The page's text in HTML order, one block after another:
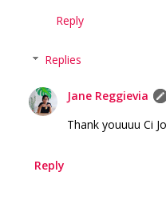
Reply
Replies
Jane Reggievia
Thank youuuu Ci
Reply